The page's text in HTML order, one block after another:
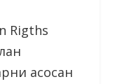
Rigths
асосан